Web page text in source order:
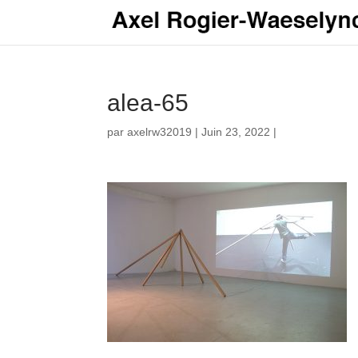
alea-65
paraxelrw32019 |Juin 23, 2022 |